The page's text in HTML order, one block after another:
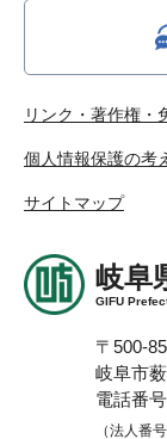
リンク・著作権・
個人情報保護の考
サイトマップ
岐阜
GIFU
〒500-
岐阜市
電話番
（法人番